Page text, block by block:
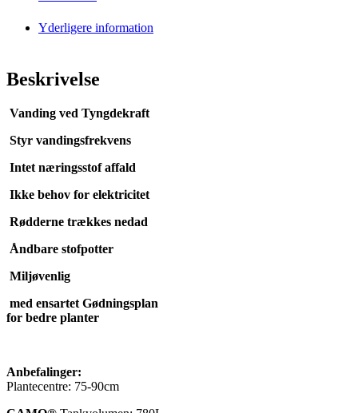
Yderligere information
Beskrivelse
Vanding ved Tyngdekraft
Styr vandingsfrekvens
Intet næringsstof affald
Ikke behov for elektricitet
Rødderne trækkes nedad
Åndbare stofpotter
Miljøvenlig
med ensartet Gødningsplan
for bedre planter
Anbefalinger:
Plantecentre: 75-90cm